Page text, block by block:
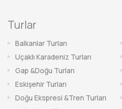
Turlar
Balkanlar Turları
Uçaklı Karadeniz Turları
Gap &Doğu Turları
Eskişehir Turları
Doğu Ekspresi &Tren Turları